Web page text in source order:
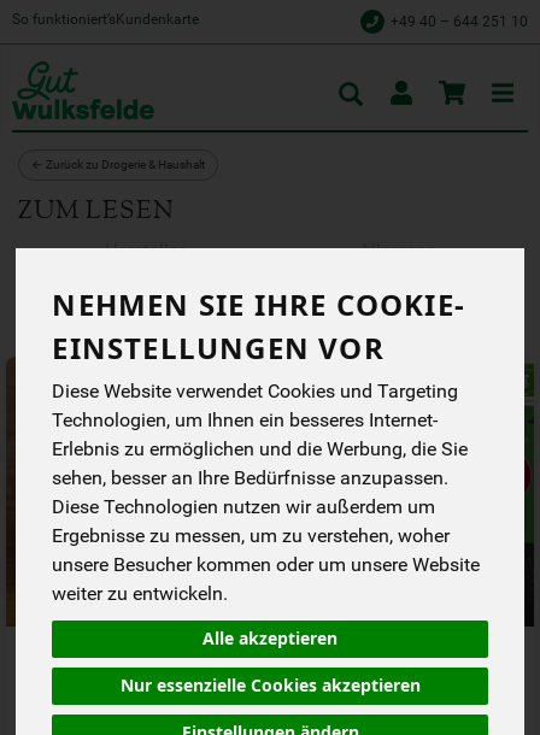
NEHMEN SIE IHRE COOKIE-
EINSTELLUNGEN VOR
Diese Website verwendet Cookies und Targeting
Technologien, um Ihnen ein besseres Internet-
Erlebnis zu ermöglichen und die Werbung, die Sie
sehen, besser an Ihre Bedürfnisse anzupassen.
Diese Technologien nutzen wir außerdem um
Ergebnisse zu messen, um zu verstehen, woher
unsere Besucher kommen oder um unsere Website
weiter zu entwickeln.
Alle akzeptieren
Nur essenzielle Cookies akzeptieren
So funktioniert’s Kundenkarte +49 40 – 644 251 10
← Zurück zu Drogerie & Haushalt
ZUM LESEN
Hersteller Allergene
Broschüre: Gut Wulksfelde
Wild! Wildkräuter auf dem
Gut Wulksfelde
*
* Kunden werben Kunden -
Flyer
0,00 € *
Toggle
cart